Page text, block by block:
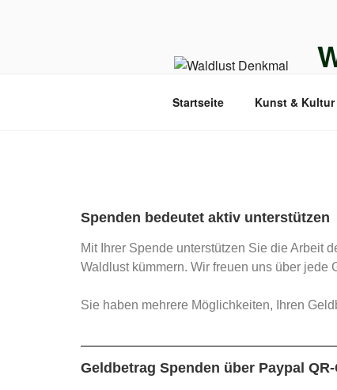
Startseite Kunst & Kultur
Spenden bedeutet aktiv unterstützen
Mit Ihrer Spende unterstützen Sie die Arbeit
Waldlust kümmern. Wir freuen uns über jede
Sie haben mehrere Möglichkeiten, Ihren
Geldbetrag Spenden über Paypal